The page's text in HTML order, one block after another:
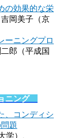
の効果的な栄
岡美子（京
ニングプロ
郎（平成国
ニング
、コンディシ
題
学）、